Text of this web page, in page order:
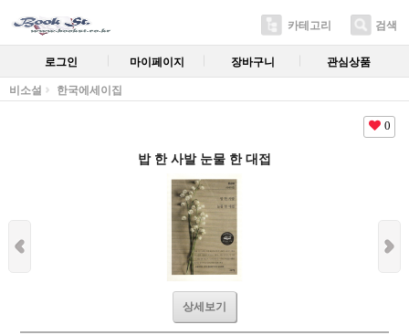
카테고리 검색
로그인 마이페이지 장바구니 관심상품
비소설 한국에세이집
0
밥 한 사발 눈물 한 대접
상세보기